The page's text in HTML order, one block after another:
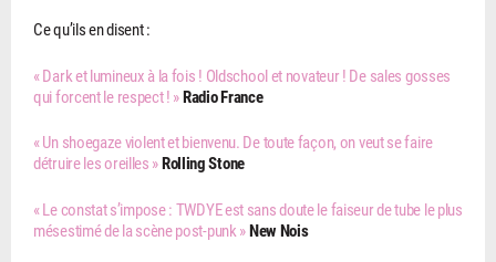
Ce qu’ils en disent :
« Dark et lumineux à la fois ! Oldschool et novateur ! De sales gosses
qui forcent le respect ! »Radio France
« Un shoegaze violent et bienvenu. De toute façon, on veut se faire
détruire les oreilles »Rolling Stone
« Le constat s’impose : TWDYE est sans doute le faiseur de tube le plus
mésestimé de la scène post-punk »New Nois